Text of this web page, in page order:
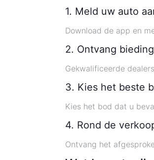
1. Meld uw auto
Download de app en
2. Ontvang
Gekwalificeerde
3. Kies het beste
Kies het bod dat u
4. Rond de
Ontvang het